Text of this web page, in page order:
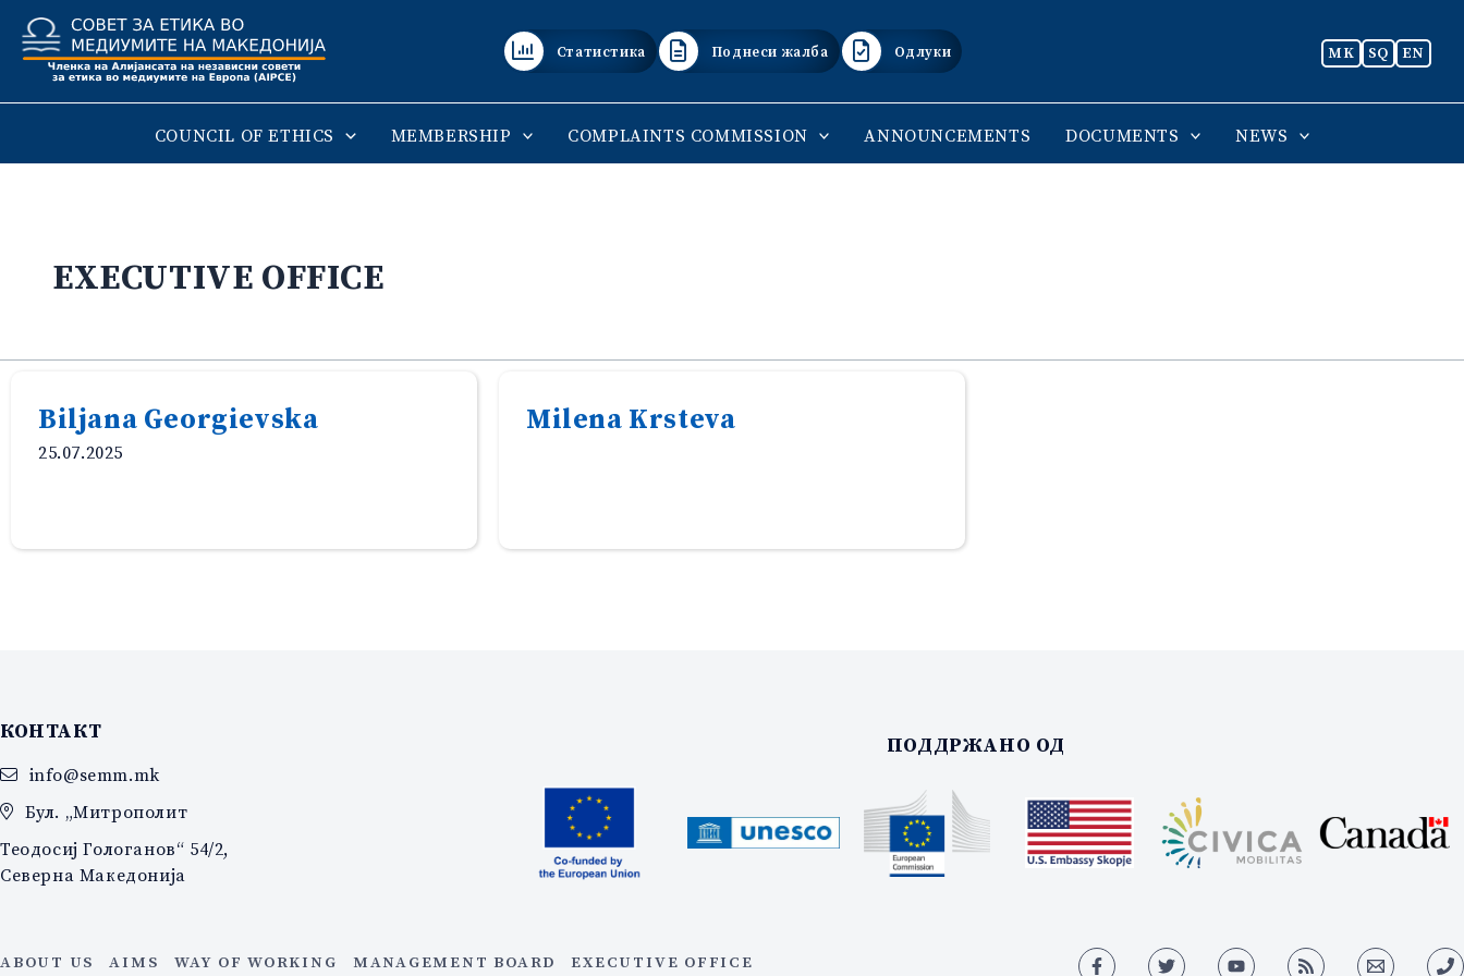
Skip
content
Статистика Поднеси жалба Одлуки MK SQ EN
COUNCIL OF ETHICS MEMBERSHIP COMPLAINTS COMMISSION ANNOUNCEMENTS DOCUMENTS NEWS
EXECUTIVE OFFICE
Biljana Georgievska
25.07.2025
Milena Krsteva
КОНТАКТ
info@semm.mk
Бул. „Митрополит
Теодосиј Гологанов“ 54/2,
Северна Македонија
ПОДДРЖАНО ОД
ABOUT US AIMS WAY OF WORKING MANAGEMENT BOARD EXECUTIVE OFFICE